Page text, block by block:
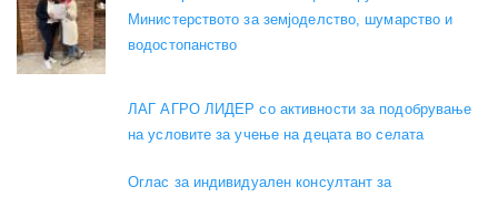
Министерството за земјоделство, шумарство и
водостопанство
ЛАГ АГРО ЛИДЕР со активности за подобрување
на условите за учење на децата во селата
Оглас за индивидуален консултант за